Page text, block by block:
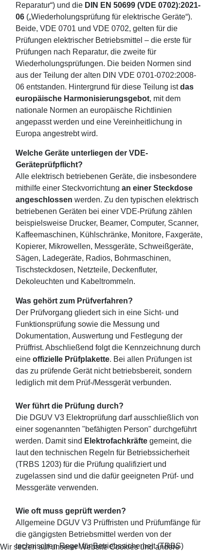
Reparatur“) und die DIN EN 50699 (VDE 0702):2021-
06 („Wiederholungsprüfung für elektrische Geräte“).
Beide, VDE 0701 und VDE 0702, gelten für die
Prüfungen elektrischer Betriebsmittel – die erste für
Prüfungen nach Reparatur, die zweite für
Wiederholungsprüfungen. Die beiden Normen sind
aus der Teilung der alten DIN VDE 0701-0702:2008-
06 entstanden. Hintergrund für diese Teilung istdas
europäische Harmonisierungsgebot, mit dem
nationale Normen an europäische Richtlinien
angepasst werden und eine Vereinheitlichung in
Europa angestrebt wird.
Welche Geräte unterliegen der VDE-
Geräteprüfpflicht?
Alle elektrisch betriebenen Geräte, die insbesondere
mithilfe einer Steckvorrichtung an einer Steckdose
angeschlossen werden. Zu den typischen elektrisch
betriebenen Geräten bei einer VDE-Prüfung zählen
beispielsweise Drucker, Beamer, Computer, Scanner,
Kaffeemaschinen, Kühlschränke, Monitore, Faxgeräte,
Kopierer, Mikrowellen, Messgeräte, Schweißgeräte,
Sägen, Ladegeräte, Radios, Bohrmaschinen,
Tischsteckdosen, Netzteile, Deckenfluter,
Dekoleuchten und Kabeltrommeln.
Was gehört zum Prüfverfahren?
Der Prüfvorgang gliedert sich in eine Sicht- und
Funktionsprüfung sowie die Messung und
Dokumentation, Auswertung und Festlegung der
Prüffrist. Abschließend folgt die Kennzeichnung durch
eine offizielle Prüfplakette. Bei allen Prüfungen ist
das zu prüfende Gerät nicht betriebsbereit, sondern
lediglich mit dem Prüf-/Messgerät verbunden.
Wer führt die Prüfung durch?
Die DGUV V3 Elektroprüfung darf ausschließlich von
einer sogenannten "befähigten Person" durchgeführt
werden. Damit sind Elektrofachkräfte gemeint, die
laut den technischen Regeln für Betriebssicherheit
(TRBS 1203) für die Prüfung qualifiziert und
zugelassen sind und die dafür geeigneten Prüf- und
Messgeräte verwenden.
Wie oft muss geprüft werden?
Allgemeine DGUV V3 Prüffristen und Prüfumfänge für
die gängigsten Betriebsmittel werden von der
technischen Regel für Betriebssicherheit (TRBS)
Wir setzen auf unserer Website Cookies und andere